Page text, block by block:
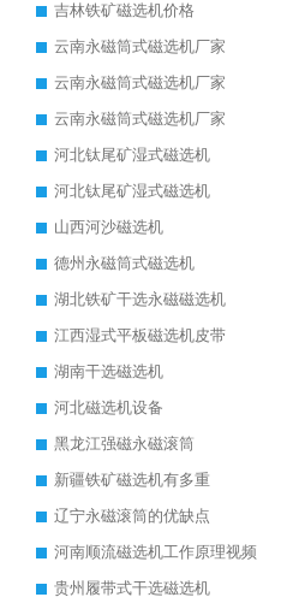
吉林铁矿磁选机价格
云南永磁筒式磁选机厂家
云南永磁筒式磁选机厂家
云南永磁筒式磁选机厂家
河北钛尾矿湿式磁选机
河北钛尾矿湿式磁选机
山西河沙磁选机
德州永磁筒式磁选机
湖北铁矿干选永磁磁选机
江西湿式平板磁选机皮带
湖南干选磁选机
河北磁选机设备
黑龙江强磁永磁滚筒
新疆铁矿磁选机有多重
辽宁永磁滚筒的优缺点
河南顺流磁选机工作原理视频
贵州履带式干选磁选机